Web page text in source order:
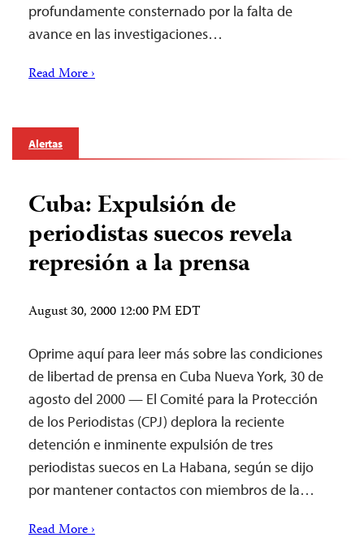
profundamente consternado por la falta de
avance en las investigaciones…
Read More ›
Alertas
Cuba: Expulsión de
periodistas suecos revela
represión a la prensa
August 30, 2000 12:00 PM EDT
Oprime aquí para leer más sobre las condiciones
de libertad de prensa en Cuba Nueva York, 30 de
agosto del 2000 — El Comité para la Protección
de los Periodistas (CPJ) deplora la reciente
detención e inminente expulsión de tres
periodistas suecos en La Habana, según se dijo
por mantener contactos con miembros de la…
Read More ›